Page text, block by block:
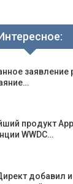
заявление
продукт
WWDC…
добавил